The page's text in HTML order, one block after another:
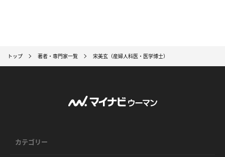
トップ 著者・専門家一覧 宋美玄（産婦人科医・医学博士）
カテゴリー